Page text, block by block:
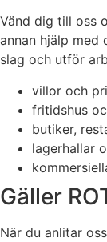
Vänd dig till oss
annan hjälp med
slag och utför
villor och
fritidshus
butiker,
lagerhallar
Gäller
När du anlitar